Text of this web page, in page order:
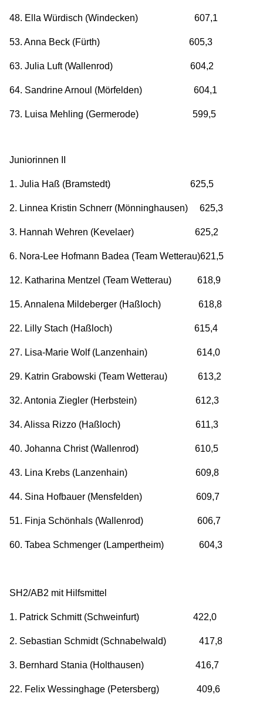
48. Ella Würdisch (Windecken) 607,1
53. Anna Beck (Fürth) 605,3
63. Julia Luft (Wallenrod) 604,2
64. Sandrine Arnoul (Mörfelden) 604,1
73. Luisa Mehling (Germerode) 599,5
Juniorinnen II
1. Julia Haß (Bramstedt) 625,5
2. Linnea Kristin Schnerr (Mönninghausen) 625,3
3. Hannah Wehren (Kevelaer) 625,2
6. Nora-Lee Hofmann Badea (Team Wetterau)621,5
12. Katharina Mentzel (Team Wetterau) 618,9
15. Annalena Mildeberger (Haßloch) 618,8
22. Lilly Stach (Haßloch) 615,4
27. Lisa-Marie Wolf (Lanzenhain) 614,0
29. Katrin Grabowski (Team Wetterau) 613,2
32. Antonia Ziegler (Herbstein) 612,3
34. Alissa Rizzo (Haßloch) 611,3
40. Johanna Christ (Wallenrod) 610,5
43. Lina Krebs (Lanzenhain) 609,8
44. Sina Hofbauer (Mensfelden) 609,7
51. Finja Schönhals (Wallenrod) 606,7
60. Tabea Schmenger (Lampertheim) 604,3
SH2/AB2 mit Hilfsmittel
1. Patrick Schmitt (Schweinfurt) 422,0
2. Sebastian Schmidt (Schnabelwald) 417,8
3. Bernhard Stania (Holthausen) 416,7
22. Felix Wessinghage (Petersberg) 409,6